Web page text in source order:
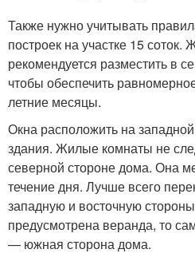
Также нужно учитывать
построек на участке 15
рекомендуется разместить в
чтобы обеспечить
летние месяцы.
Окна расположить на
здания. Жилые комнаты не
северной стороне дома. Она
течение дня. Лучше всего
западную и восточную
предусмотрена веранда, то
— южная сторона дома.